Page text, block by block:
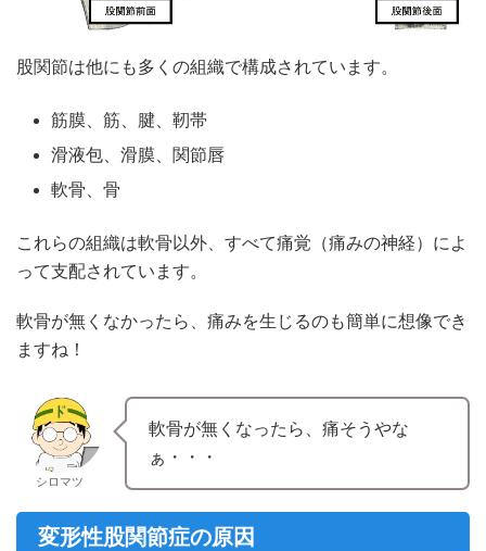
股関節は他にも多くの組織で構成されています。
筋膜、筋、腱、靭帯
滑液包、滑膜、関節唇
軟骨、骨
これらの組織は軟骨以外、すべて痛覚（痛みの神経）によ
って支配されています。
軟骨が無くなかったら、痛みを生じるのも簡単に想像でき
ますね！
シロマツ
軟骨が無くなったら、痛そうやな
ぁ・・・
変形性股関節症の原因